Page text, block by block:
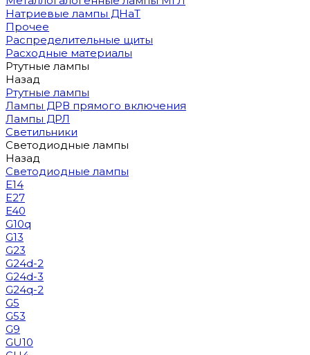
Натриевые лампы ДНаТ
Прочее
Распределительные щиты
Расходные материалы
Ртутные лампы
Назад
Ртутные лампы
Лампы ДРВ прямого включения
Лампы ДРЛ
Светильники
Светодиодные лампы
Назад
Светодиодные лампы
E14
E27
E40
G10q
G13
G23
G24d-2
G24d-3
G24q-2
G5
G53
G9
GU10